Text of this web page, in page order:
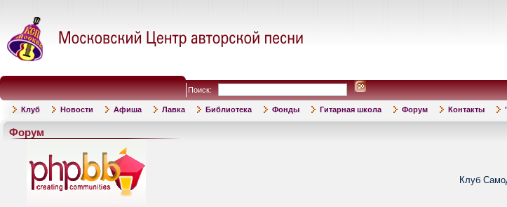
Поиск:
Клуб Новости Афиша Лавка Библиотека Фонды Гитарная школа Форум Контакты
Форум
Клуб